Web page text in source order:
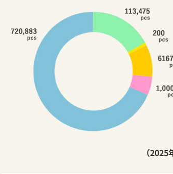
（2025